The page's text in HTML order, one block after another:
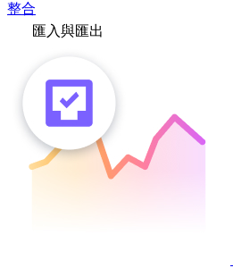
整合
匯入與匯出